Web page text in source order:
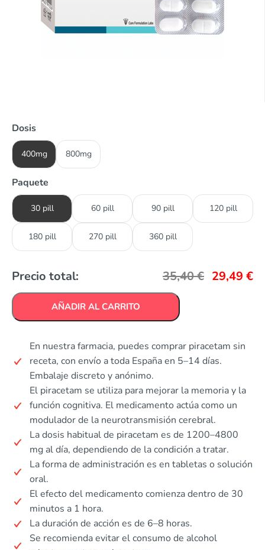
Dosis
400mg 800mg
Paquete
30 pill 60 pill 90 pill 120 pill
180 pill 270 pill 360 pill
Precio total: 35,40€ 29,49 €
AÑADIR AL CARRITO
En nuestra farmacia, puedes comprar piracetam sin
receta, con envío a toda España en 5–14 días.
Embalaje discreto y anónimo.
El piracetam se utiliza para mejorar la memoria y la
función cognitiva. El medicamento actúa como un
modulador de la neurotransmisión cerebral.
La dosis habitual de piracetam es de 1200–4800
mg al día, dependiendo de la condición a tratar.
La forma de administración es en tabletas o solución
oral.
El efecto del medicamento comienza dentro de 30
minutos a 1 hora.
La duración de acción es de 6–8 horas.
Se recomienda evitar el consumo de alcohol